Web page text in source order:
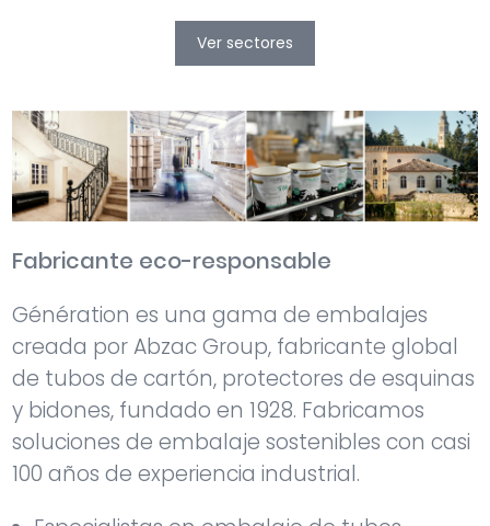
Ver sectores
Fabricante eco-responsable
Génération es una gama de embalajes
creada por Abzac Group, fabricante global
de tubos de cartón, protectores de esquinas
y bidones, fundado en 1928. Fabricamos
soluciones de embalaje sostenibles con casi
100 años de experiencia industrial.